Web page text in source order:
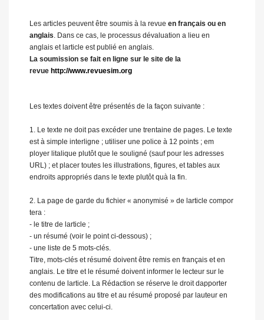
Les articles peuvent être soumis à la revue en français ou en
anglais. Dans ce cas, le processus dévaluation a lieu en
anglais et larticle est publié en anglais.
La soumission se fait en ligne sur le site de la
revue http://www.revuesim.org
Les textes doivent être présentés de la façon suivante :
1. Le texte ne doit pas excéder une trentaine de pages. Le texte
est à simple interligne ; utiliser une police à 12 points ; em
ployer litalique plutôt que le souligné (sauf pour les adresses
URL) ; et placer toutes les illustrations, figures, et tables aux
endroits appropriés dans le texte plutôt quà la fin.
2. La page de garde du fichier « anonymisé » de larticle compor
tera :
- le titre de larticle ;
- un résumé (voir le point ci-dessous) ;
- une liste de 5 mots-clés.
Titre, mots-clés et résumé doivent être remis en français et en
anglais. Le titre et le résumé doivent informer le lecteur sur le
contenu de larticle. La Rédaction se réserve le droit dapporter
des modifications au titre et au résumé proposé par lauteur en
concertation avec celui-ci.